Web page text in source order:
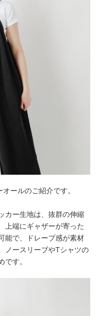
ールのご紹介です。
カー生地は、抜群の伸縮
上端にギャザーが寄った
能で、ドレープ感が素材
ノースリーブやTシャツの
です。